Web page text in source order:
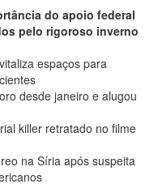
do apoio federal
pelo rigoroso inverno
espaços para
desde janeiro e alugou
killer retratado no filme
na Síria após suspeita